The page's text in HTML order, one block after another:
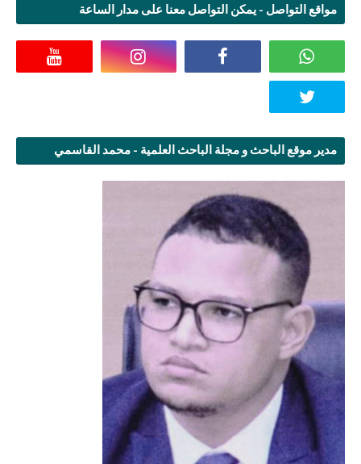
مواقع التواصل - يمكن التواصل معنا على مدار الساعة
مدير موقع الباحث و مجلة الباحث العلمية - محمد القاسمي